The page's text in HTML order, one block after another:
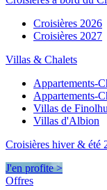
Croisières 2026
Croisières 2027
Villas & Chalets
Appartements-
Appartements-
Villas de Finolhu
Villas d'Albion
Croisières hiver & été
J'en profite >
Offres